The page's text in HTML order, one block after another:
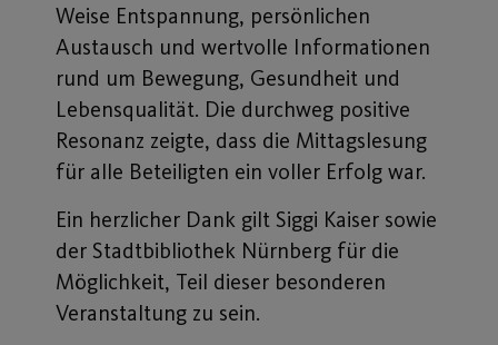
Weise Entspannung, persönlichen
Austausch und wertvolle Informationen
rund um Bewegung, Gesundheit und
Lebensqualität. Die durchweg positive
Resonanz zeigte, dass die Mittagslesung
für alle Beteiligten ein voller Erfolg war.
Ein herzlicher Dank gilt Siggi Kaiser sowie
der Stadtbibliothek Nürnberg für die
Möglichkeit, Teil dieser besonderen
Veranstaltung zu sein.